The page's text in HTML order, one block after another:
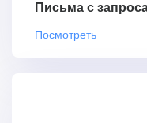
Письма с
Посмотреть